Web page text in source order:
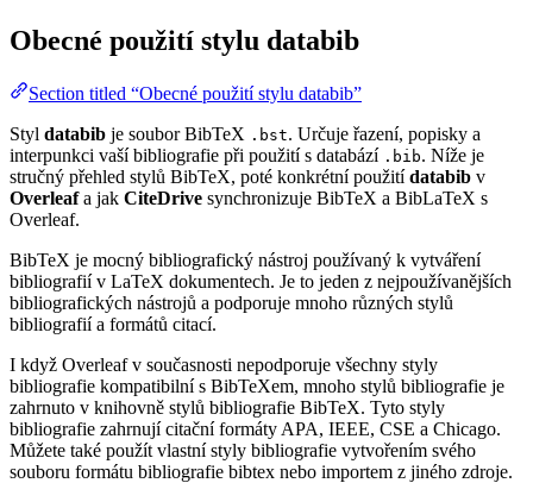
Obecné použití stylu databib
Section titled “Obecné použití stylu databib”
Styl databib je soubor BibTeX .bst. Určuje řazení, popisky a
interpunkci vaší bibliografie při použití s databází .bib. Níže je
stručný přehled stylů BibTeX, poté konkrétní použitídatabib v
Overleafa jak CiteDrive synchronizuje BibTeX a BibLaTeX s
Overleaf.
BibTeX je mocný bibliografický nástroj používaný k vytváření
bibliografií v LaTeX dokumentech. Je to jeden z nejpoužívanějších
bibliografických nástrojů a podporuje mnoho různých stylů
bibliografií a formátů citací.
I když Overleaf v současnosti nepodporuje všechny styly
bibliografie kompatibilní s BibTeXem, mnoho stylů bibliografie je
zahrnuto v knihovně stylů bibliografie BibTeX. Tyto styly
bibliografie zahrnují citační formáty APA, IEEE, CSE a Chicago.
Můžete také použít vlastní styly bibliografie vytvořením svého
souboru formátu bibliografie bibtex nebo importem z jiného zdroje.